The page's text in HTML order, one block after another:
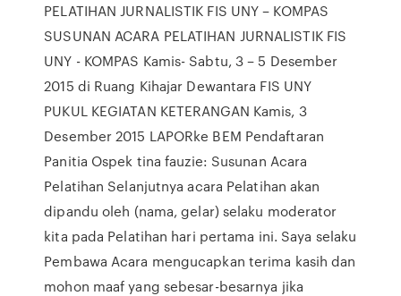
PELATIHAN JURNALISTIK FIS UNY – KOMPAS
SUSUNAN ACARA PELATIHAN JURNALISTIK FIS
UNY - KOMPAS Kamis- Sabtu, 3 – 5 Desember
2015 di Ruang Kihajar Dewantara FIS UNY
PUKUL KEGIATAN KETERANGAN Kamis, 3
Desember 2015 LAPORke BEM Pendaftaran
Panitia Ospek tina fauzie: Susunan Acara
Pelatihan Selanjutnya acara Pelatihan akan
dipandu oleh (nama, gelar) selaku moderator
kita pada Pelatihan hari pertama ini. Saya selaku
Pembawa Acara mengucapkan terima kasih dan
mohon maaf yang sebesar-besarnya jika